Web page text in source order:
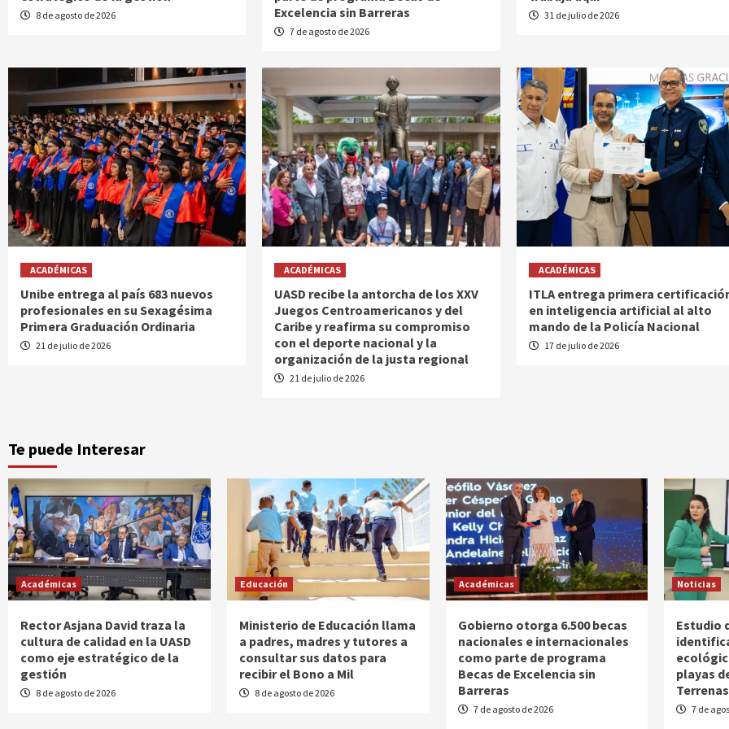
8 de agosto de 2026
Excelencia sin Barreras
7 de agosto de 2026
31 de julio de 2026
ACADÉMICAS
Unibe entrega al país 683 nuevos
profesionales en su Sexagésima
Primera Graduación Ordinaria
21 de julio de 2026
ACADÉMICAS
UASD recibe la antorcha de los XXV
Juegos Centroamericanos y del
Caribe y reafirma su compromiso
con el deporte nacional y la
organización de la justa regional
21 de julio de 2026
ACADÉMICAS
ITLA entrega primera
en inteligencia artificial al alto
mando de la Policía Nacional
17 de julio de 2026
Te puede Interesar
Académicas
Rector Asjana David traza la
cultura de calidad en la UASD
como eje estratégico de la
gestión
8 de agosto de 2026
Educación
Ministerio de Educación llama
a padres, madres y tutores a
consultar sus datos para
recibir el Bono a Mil
8 de agosto de 2026
Académicas
Gobierno otorga 6.500 becas
nacionales e internacionales
como parte de programa
Becas de Excelencia sin
Barreras
7 de agosto de 2026
Noticias
Estudio
playas
Terrenas
7 de